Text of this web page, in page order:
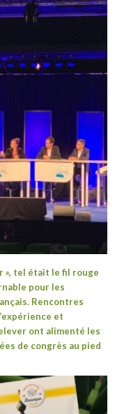
», tel était le fil rouge
pour les
Rencontres
et
ont alimenté les
de congrès au pied